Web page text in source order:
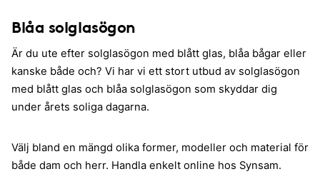
Blåa solglasögon
Är du ute efter solglasögon med blått glas, blåa bågar eller
kanske både och? Vi har vi ett stort utbud av solglasögon
med blått glas och blåa solglasögon som skyddar dig
under årets soliga dagarna.
Välj bland en mängd olika former, modeller och material för
både dam och herr. Handla enkelt online hos Synsam.